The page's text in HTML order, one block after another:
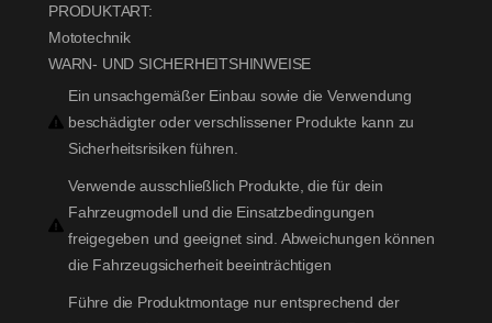
PRODUKTART:
Mototechnik
WARN- UND SICHERHEITSHINWEISE
Ein unsachgemäßer Einbau sowie die Verwendung
beschädigter oder verschlissener Produkte kann zu
Sicherheitsrisiken führen.
Verwende ausschließlich Produkte, die für dein
Fahrzeugmodell und die Einsatzbedingungen
freigegeben und geeignet sind. Abweichungen können
die Fahrzeugsicherheit beeinträchtigen
Führe die Produktmontage nur entsprechend der